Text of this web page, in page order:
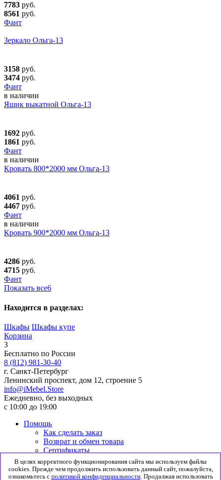
7783 руб.
8561 руб.
Фант
Зеркало Ольга-13
3158 руб.
3474 руб.
Фант
в наличии
Ящик выкатной Ольга-13
1692 руб.
1861 руб.
Фант
в наличии
Кровать 800*2000 мм Ольга-13
4061 руб.
4467 руб.
Фант
в наличии
Кровать 900*2000 мм Ольга-13
4286 руб.
4715 руб.
Фант
Показать все6
Находится в разделах:
Шкафы Шкафы купе
Корзина
3
Бесплатно по России
8 (812) 981-30-40
г. Санкт-Петербург
Ленинский проспект, дом 12, строение 5
info@iMebel.Store
Ежедневно, без выходных
с 10:00 до 19:00
Помощь
Как сделать заказ
Возврат и обмен товара
Сертификаты
Информация
Гарантия
Доставка и сборка
В целях корректного функционирования сайта мы используем файлы
cookies. Прежде чем продолжить использовать данный сайт, пожалуйста,
ознакомьтесь с политикой конфиденциальности. Продалжая использовать